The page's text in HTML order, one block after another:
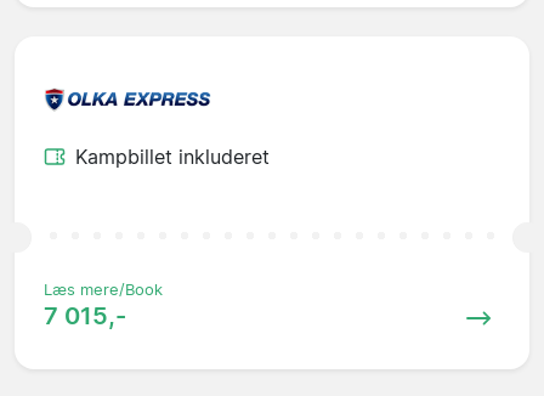
Kampbillet inkluderet
Læs mere/Book
7 015,-